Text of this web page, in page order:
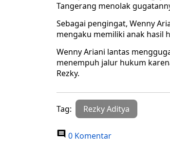
Tangerang menolak
Sebagai pengingat, Wenny
mengaku memiliki anak hasil
Wenny Ariani lantas
menempuh jalur hukum
Rezky.
Tag: Rezky Aditya
0 Komentar